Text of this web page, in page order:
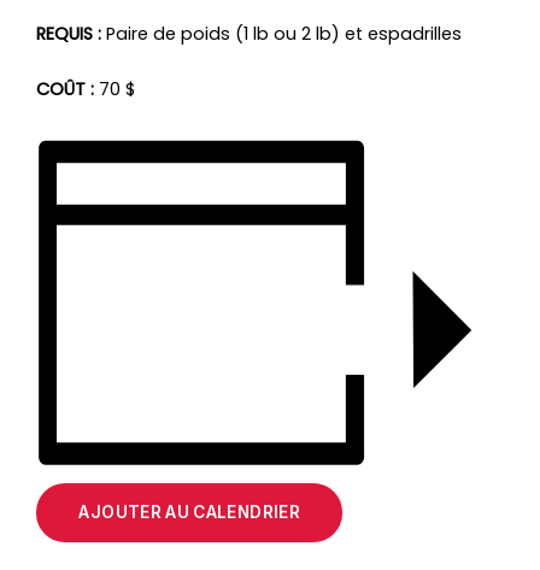
REQUIS : Paire de poids (1 lb ou 2 lb) et espadrilles
COÛT : 70 $
AJOUTER AU CALENDRIER